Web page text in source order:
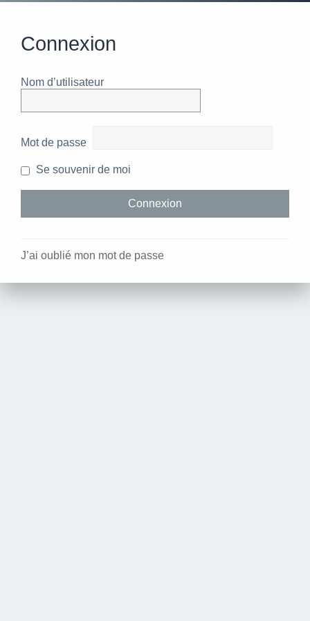
Connexion
Nom d’utilisateur
Mot de passe
Se souvenir de moi
J’ai oublié mon mot de passe